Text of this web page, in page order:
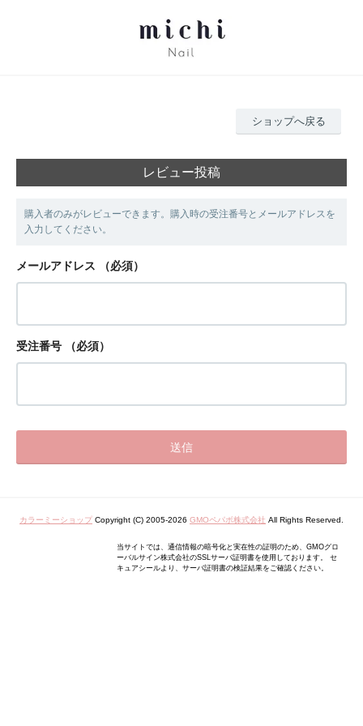
ショップへ戻る
レビュー投稿
購入者のみがレビューできます。購入時の受注番号とメールアドレスを
入力してください。
メールアドレス （必須）
受注番号 （必須）
カラーミーショップ Copyright (C) 2005-2026 GMOペパボ株式会社 All Rights Reserved.
当サイトでは、通信情報の暗号化と実在性の証明のため、GMOグロ
ーバルサイン株式会社のSSLサーバ証明書を使用しております。 セ
キュアシールより、サーバ証明書の検証結果をご確認ください。